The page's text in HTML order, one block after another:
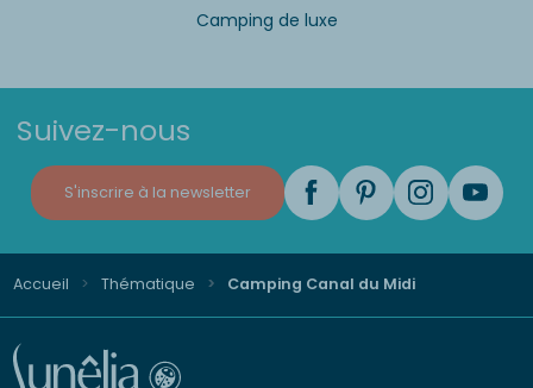
Camping de luxe
Suivez-nous
S'inscrire à la newsletter
Accueil Thématique Camping Canal du Midi